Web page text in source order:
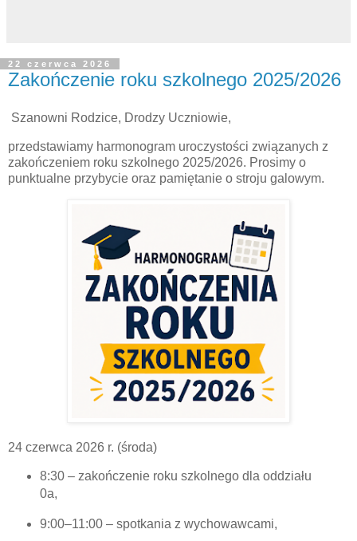
22 czerwca 2026
Zakończenie roku szkolnego 2025/2026
Szanowni Rodzice, Drodzy Uczniowie,
przedstawiamy harmonogram uroczystości związanych z
zakończeniem roku szkolnego 2025/2026. Prosimy o
punktualne przybycie oraz pamiętanie o stroju galowym.
24 czerwca 2026 r. (środa)
8:30 – zakończenie roku szkolnego dla oddziału
0a,
9:00–11:00 – spotkania z wychowawcami,